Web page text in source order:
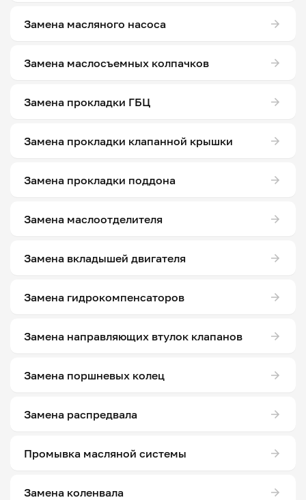
Замена масляного насоса
Замена маслосъемных колпачков
Замена прокладки ГБЦ
Замена прокладки клапанной крышки
Замена прокладки поддона
Замена маслоотделителя
Замена вкладышей двигателя
Замена гидрокомпенсаторов
Замена направляющих втулок клапанов
Замена поршневых колец
Замена распредвала
Промывка масляной системы
Замена коленвала